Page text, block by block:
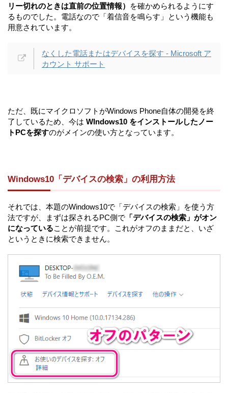
リー切れのときは直前の位置情報）
を確かめられるようにす
るものでした。電話なので「着信音を鳴らす」という機能も
用意されています。
なくした電話またはデバイスを探す - Microsoft ア
カウント サポート
ただ、既にマイクロソフトがWindows Phone自体の開発を終
了しているため、今は WIndows10 をインストールしたノー
トPCを探すのがメインの使い方となっています。
Windows10「デバイスの検索」の利用方法
それでは、本題のWindows10で「デバイスの検索」を使う方
法ですが、まずは探されるPC側で 「デバイスの検索」がオン
になっていることが前提です。これがオフのままだと、いざ
というときに検索できません。